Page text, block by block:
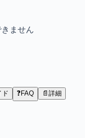
ません
ド ❓FAQ 📄 詳細